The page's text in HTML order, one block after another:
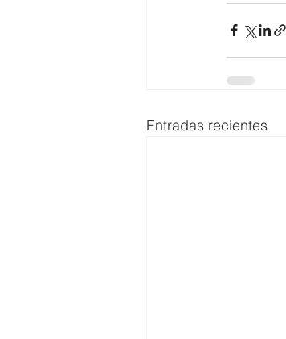
Entradas recientes